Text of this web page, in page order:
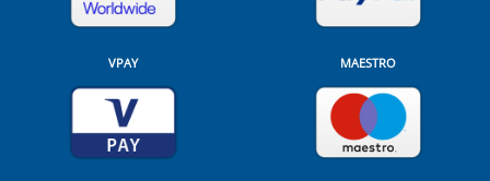
VPAY MAESTRO